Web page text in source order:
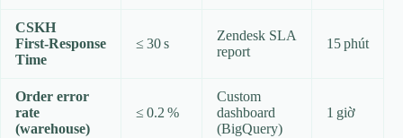
CSKH
First‑Response
Time
≤ 30 s
Zendesk SLA
report
15 phút
Order error
rate
(warehouse)
≤ 0.2 %
Custom
dashboard
(BigQuery)
1 giờ